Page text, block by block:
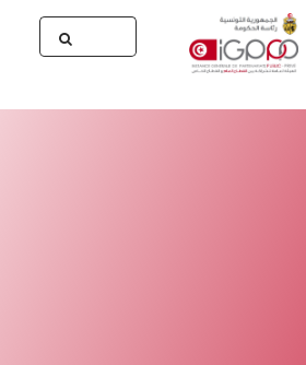
Skip to main content